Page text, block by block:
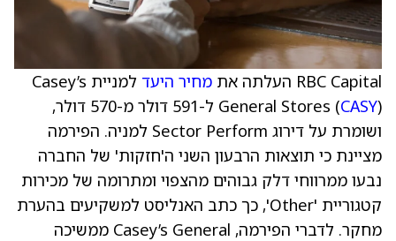
RBC Capital העלתה את מחיר היעד
למניית Casey’s
General Stores (CASY
) ל-591 דולר מ-570 דולר,
ושומרת על דירוג Sector Perform למניה. הפירמה
מציינת כי תוצאות הרבעון השני ה'חזקות' של החברה
נבעו ממרווחי דלק גבוהים מהצפוי ומתרומה של מכירות
קטגוריית 'Other', כך כתב האנליסט למשקיעים בהערת
מחקר. לדברי הפירמה, Casey’s General ממשיכה